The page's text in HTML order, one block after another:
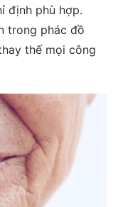
định phù hợp.
trong phác đồ
thế mọi công